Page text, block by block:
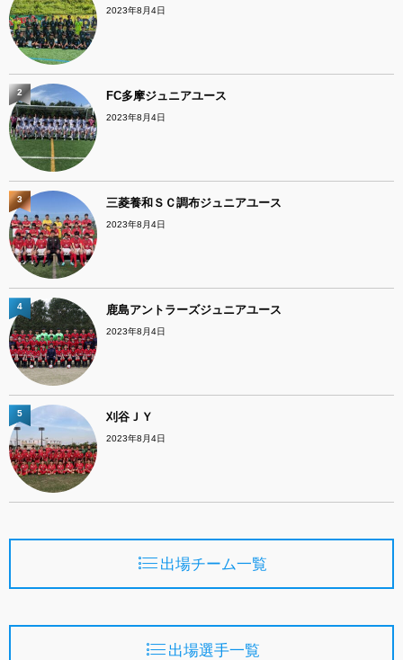
2023年8月4日
FC多摩ジュニアユース
2023年8月4日
2
三菱養和ＳＣ調布ジュニアユース
2023年8月4日
3
鹿島アントラーズジュニアユース
2023年8月4日
4
刈谷ＪＹ
2023年8月4日
5
出場チーム一覧
出場選手一覧